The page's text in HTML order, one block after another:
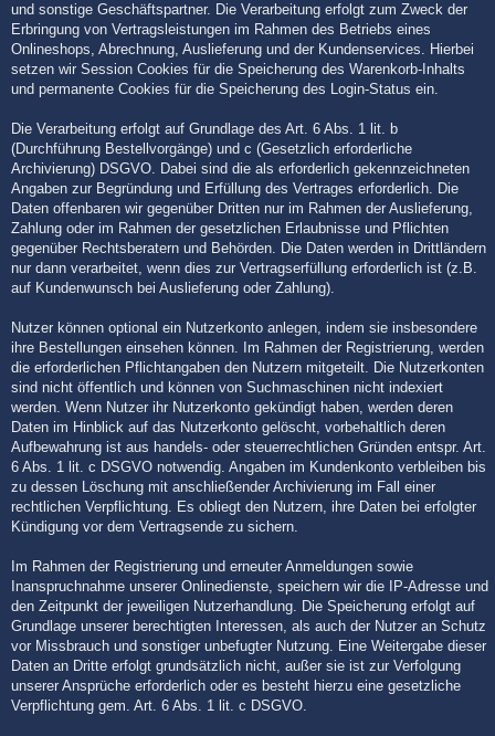
und sonstige Geschäftspartner. Die Verarbeitung erfolgt zum Zweck der
Erbringung von Vertragsleistungen im Rahmen des Betriebs eines
Onlineshops, Abrechnung, Auslieferung und der Kundenservices. Hierbei
setzen wir Session Cookies für die Speicherung des Warenkorb-Inhalts
und permanente Cookies für die Speicherung des Login-Status ein.
Die Verarbeitung erfolgt auf Grundlage des Art. 6 Abs. 1 lit. b
(Durchführung Bestellvorgänge) und c (Gesetzlich erforderliche
Archivierung) DSGVO. Dabei sind die als erforderlich gekennzeichneten
Angaben zur Begründung und Erfüllung des Vertrages erforderlich. Die
Daten offenbaren wir gegenüber Dritten nur im Rahmen der Auslieferung,
Zahlung oder im Rahmen der gesetzlichen Erlaubnisse und Pflichten
gegenüber Rechtsberatern und Behörden. Die Daten werden in Drittländern
nur dann verarbeitet, wenn dies zur Vertragserfüllung erforderlich ist (z.B.
auf Kundenwunsch bei Auslieferung oder Zahlung).
Nutzer können optional ein Nutzerkonto anlegen, indem sie insbesondere
ihre Bestellungen einsehen können. Im Rahmen der Registrierung, werden
die erforderlichen Pflichtangaben den Nutzern mitgeteilt. Die Nutzerkonten
sind nicht öffentlich und können von Suchmaschinen nicht indexiert
werden. Wenn Nutzer ihr Nutzerkonto gekündigt haben, werden deren
Daten im Hinblick auf das Nutzerkonto gelöscht, vorbehaltlich deren
Aufbewahrung ist aus handels- oder steuerrechtlichen Gründen entspr. Art.
6 Abs. 1 lit. c DSGVO notwendig. Angaben im Kundenkonto verbleiben bis
zu dessen Löschung mit anschließender Archivierung im Fall einer
rechtlichen Verpflichtung. Es obliegt den Nutzern, ihre Daten bei erfolgter
Kündigung vor dem Vertragsende zu sichern.
Im Rahmen der Registrierung und erneuter Anmeldungen sowie
Inanspruchnahme unserer Onlinedienste, speichern wir die IP-Adresse und
den Zeitpunkt der jeweiligen Nutzerhandlung. Die Speicherung erfolgt auf
Grundlage unserer berechtigten Interessen, als auch der Nutzer an Schutz
vor Missbrauch und sonstiger unbefugter Nutzung. Eine Weitergabe dieser
Daten an Dritte erfolgt grundsätzlich nicht, außer sie ist zur Verfolgung
unserer Ansprüche erforderlich oder es besteht hierzu eine gesetzliche
Verpflichtung gem. Art. 6 Abs. 1 lit. c DSGVO.